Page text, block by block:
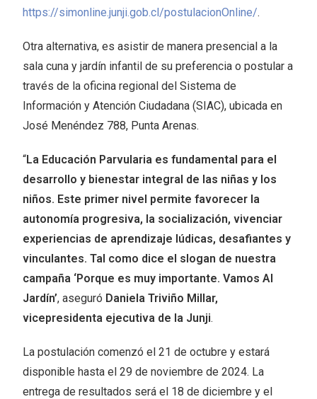
https://simonline.junji.gob.cl/postulacionOnline/.
Otra alternativa, es asistir de manera presencial a la
sala cuna y jardín infantil de su preferencia o postular a
través de la oficina regional del Sistema de
Información y Atención Ciudadana (SIAC), ubicada en
José Menéndez 788, Punta Arenas.
“La Educación Parvularia es fundamental para el
desarrollo y bienestar integral de las niñas y los
niños. Este primer nivel permite favorecer la
autonomía progresiva, la socialización, vivenciar
experiencias de aprendizaje lúdicas, desafiantes y
vinculantes. Tal como dice el slogan de nuestra
campaña ‘Porque es muy importante. Vamos Al
Jardín’, aseguró Daniela Triviño Millar,
vicepresidenta ejecutiva de la Junji.
La postulación comenzó el 21 de octubre y estará
disponible hasta el 29 de noviembre de 2024. La
entrega de resultados será el 18 de diciembre y el